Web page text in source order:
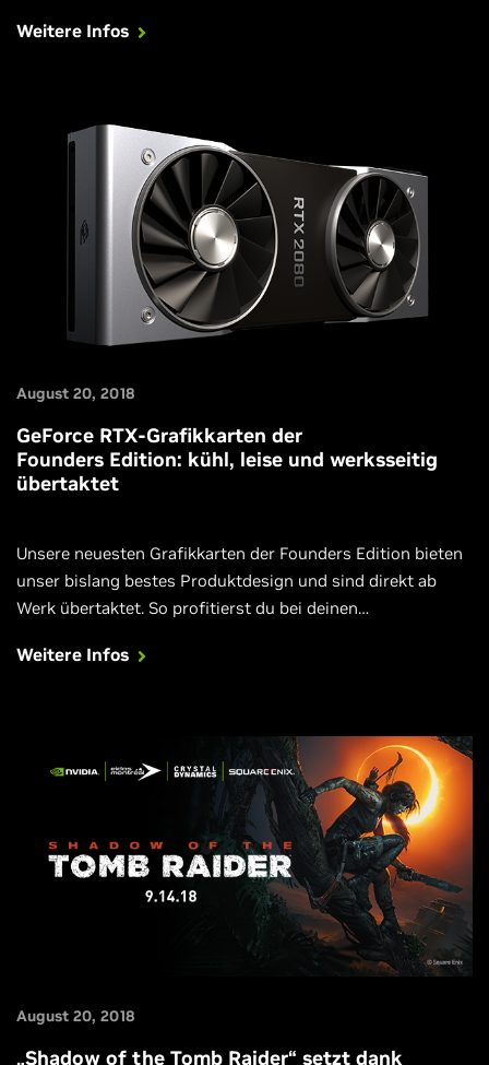
Weitere Infos
August 20, 2018
GeForce RTX-Grafikkarten der
Founders Edition: kühl, leise und werksseitig
übertaktet
Unsere neuesten Grafikkarten der Founders Edition bieten
unser bislang bestes Produktdesign und sind direkt ab
Werk übertaktet. So profitierst du bei deinen
Grafikprozessors von einer atemberaubenden
Weitere Infos
August 20, 2018
„Shadow of the Tomb Raider“ setzt dank